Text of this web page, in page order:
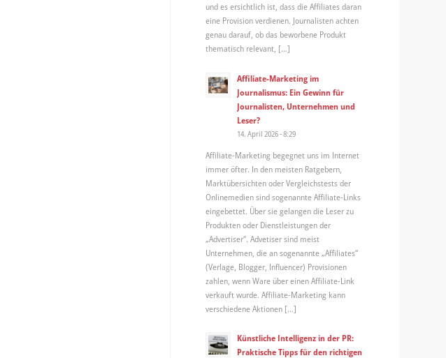
und es ersichtlich ist, dass die Affiliates daran
eine Provision verdienen. Journalisten achten
genau darauf, ob das beworbene Produkt
thematisch relevant, […]
Affiliate-Marketing im
Journalismus: Ein Gewinn für
Journalisten, Unternehmen und
Leser?
14. April 2026 - 8:29
Affiliate-Marketing begegnet uns im Internet
immer öfter. In den meisten Ratgebern,
Marktübersichten oder Vergleichstests der
Onlinemedien sind sogenannte Affiliate-Links
eingebettet. Über sie gelangen die Leser zu
Produkten oder Dienstleistungen der
„Advertiser“. Advetiser sind meist
Unternehmen, die an sogenannte „Affiliates“
(Verlage, Blogger, Influencer) Provisionen
zahlen, wenn Ware über einen Affiliate-Link
verkauft wurde. Affiliate-Marketing kann
verschiedene Aktionen […]
Künstliche Intelligenz in der PR:
Praktische Tipps für den richtigen